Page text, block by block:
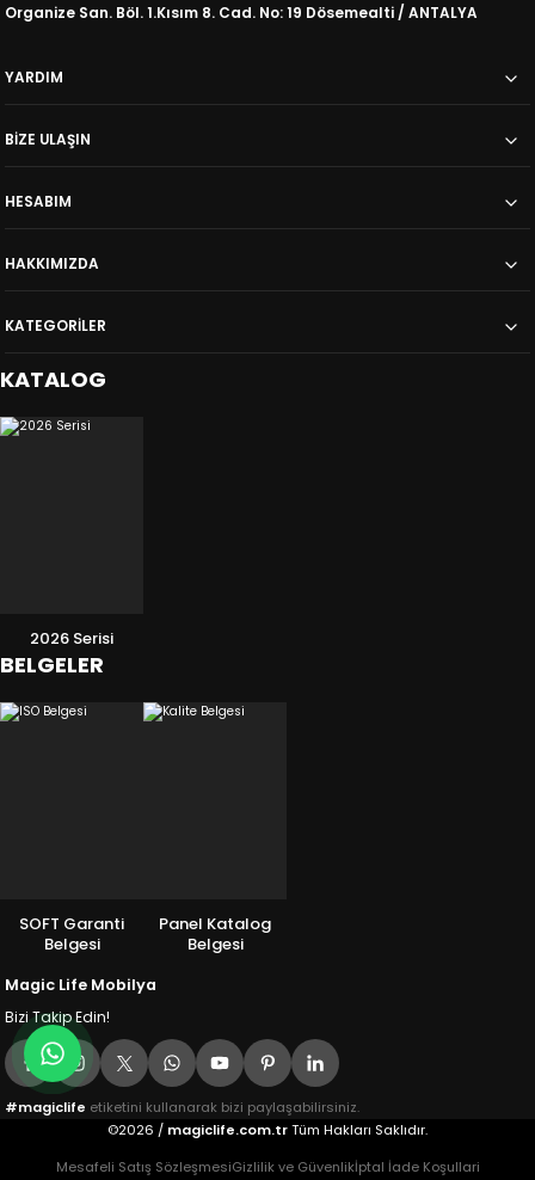
Organize San. Böl. 1.Kısım 8. Cad. No: 19 Dösemealti / ANTALYA
YARDIM
BİZE ULAŞIN
HESABIM
HAKKIMIZDA
KATEGORİLER
KATALOG
2026 Serisi
BELGELER
SOFT Garanti
Belgesi
Panel Katalog
Belgesi
Magic Life Mobilya
Bizi Takip Edin!
#magiclife etiketini kullanarak bizi paylaşabilirsiniz.
©2026 / magiclife.com.trTüm Hakları Saklıdır.
Mesafeli Satış SözleşmesiGizlilik ve Güvenlikİptal İade Koşullari